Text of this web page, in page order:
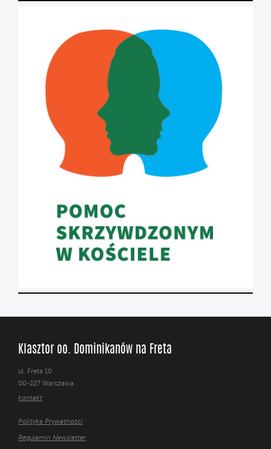
Klasztor oo. Dominikanów na Freta
ul. Freta 10
00-227 Warszawa
kontakt
Polityka Prywatności
Regulamin Newsletter